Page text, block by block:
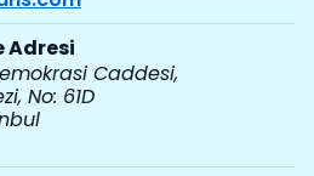
Adresi
Caddesi,
No: 61D